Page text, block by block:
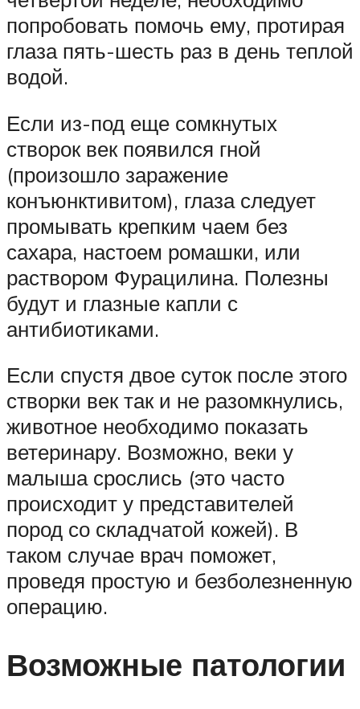
попробовать помочь ему, протирая
глаза пять-шесть раз в день теплой
водой.
Если из-под еще сомкнутых
створок век появился гной
(произошло заражение
конъюнктивитом), глаза следует
промывать крепким чаем без
сахара, настоем ромашки, или
раствором Фурацилина. Полезны
будут и глазные капли с
антибиотиками.
Если спустя двое суток после этого
створки век так и не разомкнулись,
животное необходимо показать
ветеринару. Возможно, веки у
малыша срослись (это часто
происходит у представителей
пород со складчатой кожей). В
таком случае врач поможет,
проведя простую и безболезненную
операцию.
Возможные патологии